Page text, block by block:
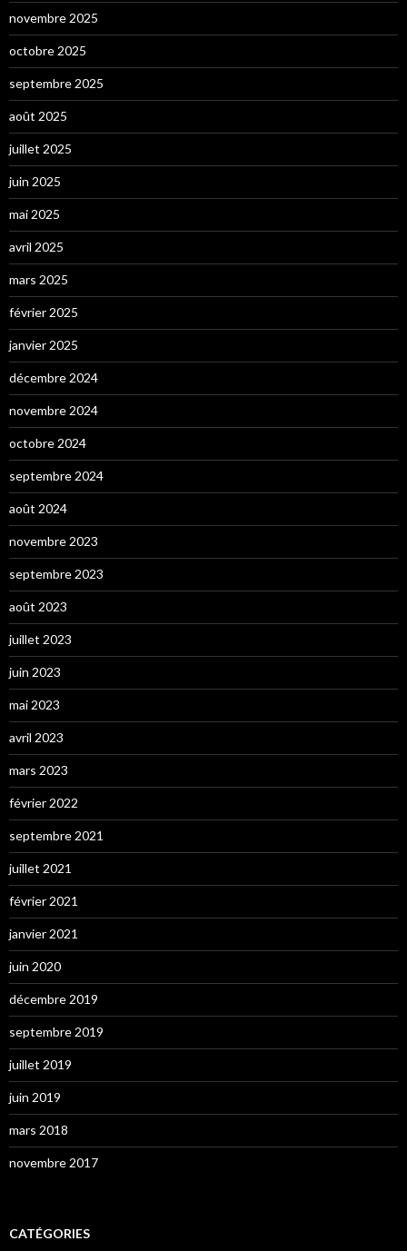
novembre 2025
octobre 2025
septembre 2025
août 2025
juillet 2025
juin 2025
mai 2025
avril 2025
mars 2025
février 2025
janvier 2025
décembre 2024
novembre 2024
octobre 2024
septembre 2024
août 2024
novembre 2023
septembre 2023
août 2023
juillet 2023
juin 2023
mai 2023
avril 2023
mars 2023
février 2022
septembre 2021
juillet 2021
février 2021
janvier 2021
juin 2020
décembre 2019
septembre 2019
juillet 2019
juin 2019
mars 2018
novembre 2017
CATÉGORIES